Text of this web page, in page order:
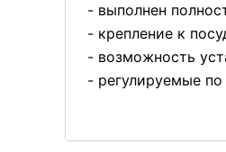
- выполнен
- крепление к
- возможность
- регулируемые